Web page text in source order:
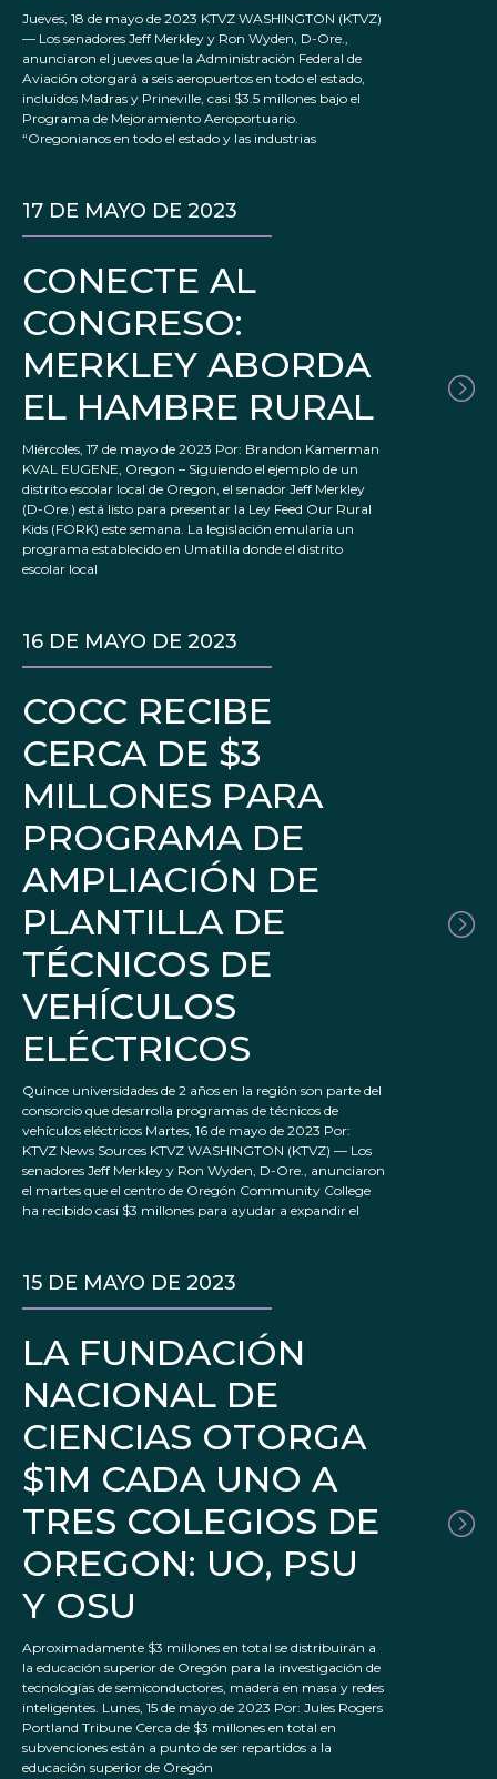
Jueves, 18 de mayo de 2023 KTVZ WASHINGTON (KTVZ)
— Los senadores Jeff Merkley y Ron Wyden, D-Ore.,
anunciaron el jueves que la Administración Federal de
Aviación otorgará a seis aeropuertos en todo el estado,
incluidos Madras y Prineville, casi $3.5 millones bajo el
Programa de Mejoramiento Aeroportuario.
“Oregonianos en todo el estado y las industrias
CONECTE AL
CONGRESO:
MERKLEY ABORDA
EL HAMBRE RURAL
17 DE MAYO DE 2023
Miércoles, 17 de mayo de 2023 Por: Brandon Kamerman
KVAL EUGENE, Oregon – Siguiendo el ejemplo de un
distrito escolar local de Oregon, el senador Jeff Merkley
(D-Ore.) está listo para presentar la Ley Feed Our Rural
Kids (FORK) este semana. La legislación emularía un
programa establecido en Umatilla donde el distrito
escolar local
COCC RECIBE
CERCA DE $3
MILLONES PARA
PROGRAMA DE
AMPLIACIÓN DE
PLANTILLA DE
TÉCNICOS DE
VEHÍCULOS
ELÉCTRICOS
16 DE MAYO DE 2023
Quince universidades de 2 años en la región son parte del
consorcio que desarrolla programas de técnicos de
vehículos eléctricos Martes, 16 de mayo de 2023 Por:
KTVZ News Sources KTVZ WASHINGTON (KTVZ) — Los
senadores Jeff Merkley y Ron Wyden, D-Ore., anunciaron
el martes que el centro de Oregón Community College
ha recibido casi $3 millones para ayudar a expandir el
LA FUNDACIÓN
NACIONAL DE
CIENCIAS OTORGA
$1M CADA UNO A
TRES COLEGIOS DE
OREGON: UO, PSU
Y OSU
15 DE MAYO DE 2023
Aproximadamente $3 millones en total se distribuirán a
la educación superior de Oregón para la investigación de
tecnologías de semiconductores, madera en masa y redes
inteligentes. Lunes, 15 de mayo de 2023 Por: Jules Rogers
Portland Tribune Cerca de $3 millones en total en
subvenciones están a punto de ser repartidos a la
educación superior de Oregón